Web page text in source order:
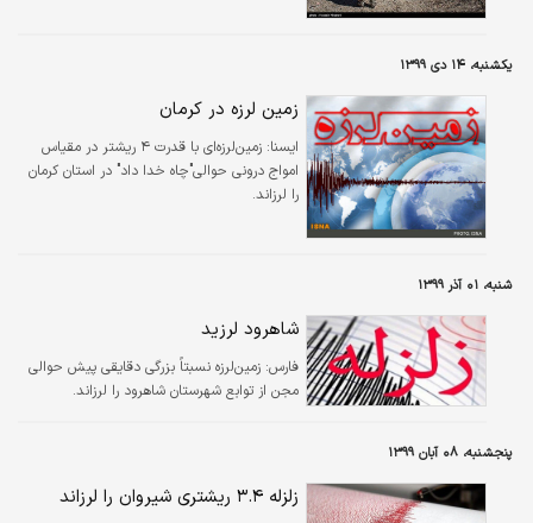
یکشنبه، ۱۴ دی ۱۳۹۹
زمین لرزه در کرمان
ايسنا:
زمین‌لرزه‌ای با قدرت ۴ ریشتر در مقیاس
امواج درونی حوالی"چاه خدا داد" در استان کرمان
را لرزاند.
شنبه، ۰۱ آذر ۱۳۹۹
شاهرود لرزید
فارس: زمین‌‌لرزه نسبتاً بزرگی دقایقی پیش حوالی
مجن از توابع شهرستان شاهرود را لرزاند.
پنجشنبه، ۰۸ آبان ۱۳۹۹
زلزله ۳.۴ ریشتری شیروان را لرزاند